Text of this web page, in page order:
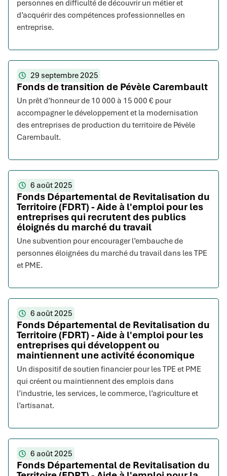
personnes en difficulté de découvrir un métier et
d’acquérir des compétences professionnelles en
entreprise.
29 septembre 2025
Fonds de transition de Pévèle Carembault
Un prêt d’honneur de 10 000 à 15 000 € pour
accompagner le développement et la modernisation
des entreprises de production du territoire de Pévèle
Carembault.
6 août 2025
Fonds Départemental de Revitalisation du
Territoire (FDRT) - Aide à l'emploi pour les
entreprises qui recrutent des publics
éloignés du marché du travail
Une subvention pour encourager l’embauche de
personnes éloignées du marché du travail dans les TPE
et PME.
6 août 2025
Fonds Départemental de Revitalisation du
Territoire (FDRT) - Aide à l'emploi pour les
entreprises qui développent ou
maintiennent une activité économique
Un dispositif de soutien financier pour les TPE et PME
qui créent ou maintiennent des emplois dans
l’industrie, les services, le commerce, l’agriculture et
l’artisanat.
6 août 2025
Fonds Départemental de Revitalisation du